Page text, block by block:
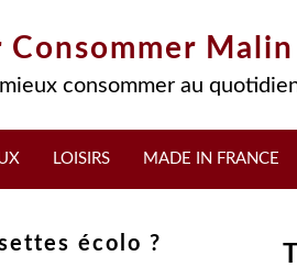
Malin
consommer au
LOISIRS MADE IN FRANCE
écolo ?